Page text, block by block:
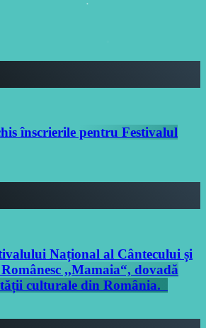
înscrierile pentru Festivalul
Național al Cântecului și
,,Mamaia“, dovadă
culturale din România.